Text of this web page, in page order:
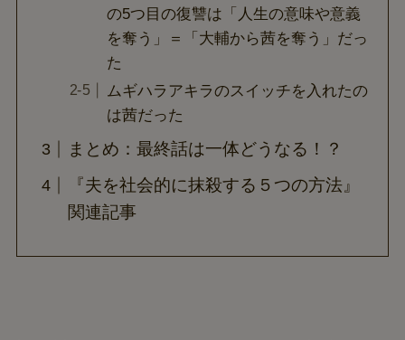
の5つ目の復讐は「人生の意味や意義
を奪う」＝「大輔から茜を奪う」だっ
た
ムギハラアキラのスイッチを入れたの
は茜だった
まとめ：最終話は一体どうなる！？
『夫を社会的に抹殺する５つの方法』
関連記事